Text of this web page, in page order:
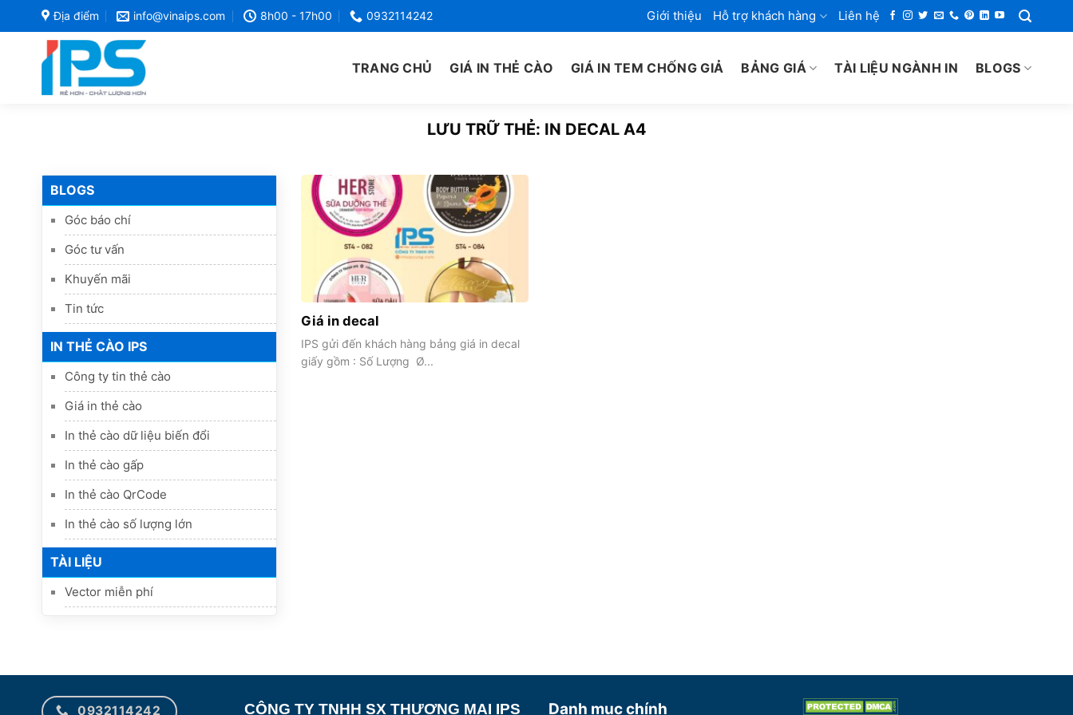
qua
Địa điểm info@vinaips.com 8h00 - 17h00 0932114242 Giới thiệu Hỗ trợ khách hàng Liên hệ
TRANG CHỦ GIÁ IN THẺ CÀO GIÁ IN TEM CHỐNG GIẢ BẢNG GIÁ TÀI LIỆU NGÀNH IN BLOGS
LƯU TRỮ THẺ: IN DECAL A4
BLOGS
Góc báo chí
Góc tư vấn
Khuyến mãi
Tin tức
IN THẺ CÀO IPS
Công ty tin thẻ cào
Giá in thẻ cào
In thẻ cào dữ liệu biến đổi
In thẻ cào gấp
In thẻ cào QrCode
In thẻ cào số lượng lớn
TÀI LIỆU
Vector miễn phí
Giá in decal
IPS gửi đến khách hàng bảng giá in decal
giấy gồm : Số Lượng Ø...
0932114242 CÔNG TY TNHH SX THƯƠNG MẠI IPS Danh mục chính